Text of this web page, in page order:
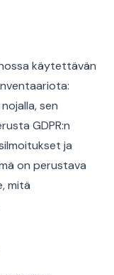
käytettävän
sen
GDPR:n
ja
on perustava
mitä